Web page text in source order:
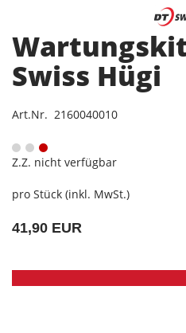
Swiss Hügi
Art.Nr. 2160040010
Z.Z. nicht verfügbar
pro Stück (inkl. MwSt.)
41,90 EUR